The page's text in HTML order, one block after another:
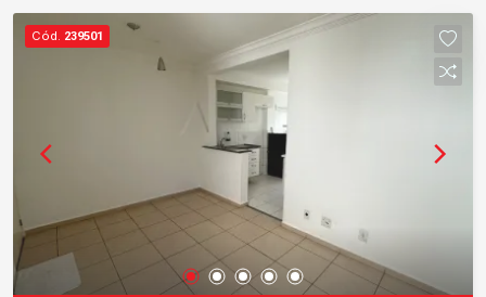
Cód. 239501